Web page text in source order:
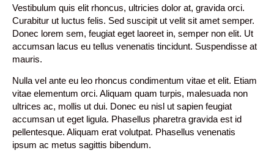
Vestibulum quis elit rhoncus, ultricies dolor at, gravida orci.
Curabitur ut luctus felis. Sed suscipit ut velit sit amet semper.
Donec lorem sem, feugiat eget laoreet in, semper non elit. Ut
accumsan lacus eu tellus venenatis tincidunt. Suspendisse at
mauris.
Nulla vel ante eu leo rhoncus condimentum vitae et elit. Etiam
vitae elementum orci. Aliquam quam turpis, malesuada non
ultrices ac, mollis ut dui. Donec eu nisl ut sapien feugiat
accumsan ut eget ligula. Phasellus pharetra gravida est id
pellentesque. Aliquam erat volutpat. Phasellus venenatis
ipsum ac metus sagittis bibendum.